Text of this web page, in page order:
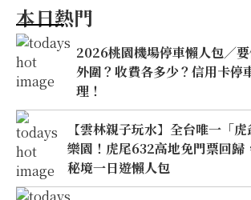
本日熱門
2026桃園機場停車懶人包／
外圍？收費各多少？信用卡停
理！
【雲林親子玩水】全台唯一「
樂園！虎尾632高地免門票回歸
秘境一日遊懶人包